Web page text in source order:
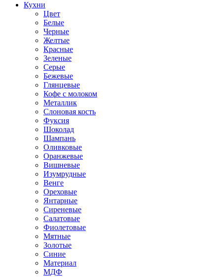
Кухни
Цвет
Белые
Черные
Желтые
Красные
Зеленые
Серые
Бежевые
Глянцевые
Кофе с молоком
Металлик
Слоновая кость
Фуксия
Шоколад
Шампань
Оливковые
Оранжевые
Вишневые
Изумрудные
Венге
Ореховые
Янтарные
Сиреневые
Салатовые
Фиолетовые
Мятные
Золотые
Синие
Материал
МДФ